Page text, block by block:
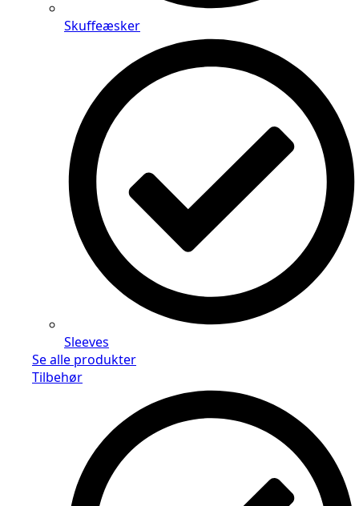
Skuffeæsker
Sleeves
Se alle produkter
Tilbehør